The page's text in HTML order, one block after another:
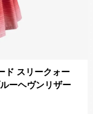
ド スリークォー
ーヘヴンリザー